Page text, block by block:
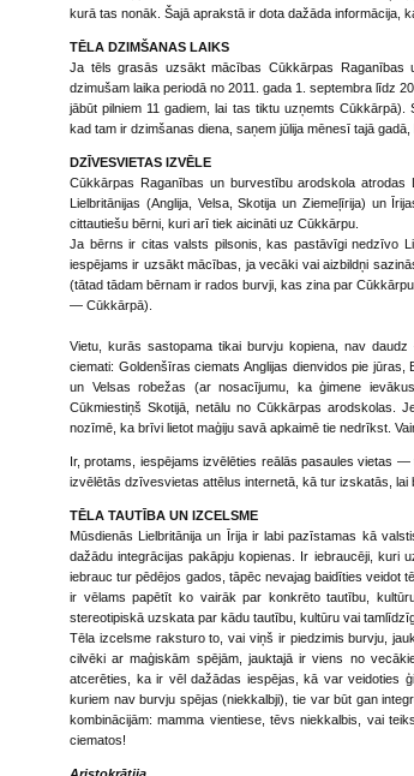
kurā tas nonāk. Šajā aprakstā ir dota dažāda informācija,
TĒLA DZIMŠANAS LAIKS
Ja tēls grasās uzsākt mācības Cūkkārpas Raganības
dzimušam laika periodā no 2011. gada 1. septembra līdz
jābūt pilniem 11 gadiem, lai tas tiktu uzņemts
kad tam ir dzimšanas diena, saņem jūlija mēnesī tajā
DZĪVESVIETAS IZVĒLE
Cūkkārpas Raganības un burvestību arodskola
Lielbritānijas (Anglija, Velsa, Skotija un Ziemeļīrija) un
cittautiešu bērni, kuri arī tiek aicināti uz Cūkkārpu.
Ja bērns ir citas valsts pilsonis, kas pastāvīgi nedzīvo
iespējams ir uzsākt mācības, ja vecāki vai aizbildņi
(tātad tādam bērnam ir rados burvji, kas zina par
— Cūkkārpā).
Vietu, kurās sastopama tikai burvju kopiena, nav
ciemati: Goldenšīras ciemats Anglijas dienvidos pie
un Velsas robežas (ar nosacījumu, ka ģimene
Cūkmiestiņš Skotijā, netālu no Cūkkārpas arodskolas.
nozīmē, ka brīvi lietot maģiju savā apkaimē tie nedrīkst.
Ir, protams, iespējams izvēlēties reālās pasaules vietas —
izvēlētās dzīvesvietas attēlus internetā, kā tur izskatās,
TĒLA TAUTĪBA UN IZCELSME
Mūsdienās Lielbritānija un Īrija ir labi pazīstamas kā
dažādu integrācijas pakāpju kopienas. Ir iebraucēji, kuri
iebrauc tur pēdējos gados, tāpēc nevajag baidīties veidot
ir vēlams papētīt ko vairāk par konkrēto tautību,
stereotipiskā uzskata par kādu tautību, kultūru vai
Tēla izcelsme raksturo to, vai viņš ir piedzimis burvju,
cilvēki ar maģiskām spējām, jauktajā ir viens no
atcerēties, ka ir vēl dažādas iespējas, kā var veidoties
kuriem nav burvju spējas (niekkalbji), tie var būt gan
kombinācijām: mamma vientiese, tēvs niekkalbis, vai
ciematos!